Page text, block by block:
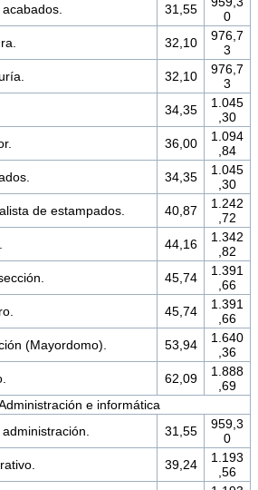
31,55
0
32,10
976,7
3
32,10
976,7
3
34,35
1.045
,30
36,00
1.094
,84
34,35
1.045
,30
de estampados. 40,87
1.242
,72
44,16
1.342
,82
45,74
1.391
,66
45,74
1.391
,66
(Mayordomo). 53,94
1.640
,36
62,09
1.888
,69
e informática
31,55
959,3
0
39,24
1.193
,56